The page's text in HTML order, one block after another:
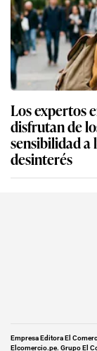
Los expertos
disfrutan de
sensibilidad a
desinterés
Empresa Editora El
Elcomercio.pe. Grupo El